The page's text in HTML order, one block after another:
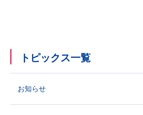
トピックス一覧
お知らせ